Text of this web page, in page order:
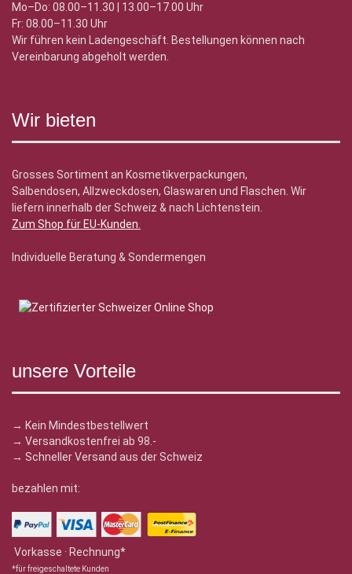
Mo–Do: 08.00–11.30 | 13.00–17.00 Uhr
Fr: 08.00–11.30 Uhr
Wir führen kein Ladengeschäft. Bestellungen können nach
Vereinbarung abgeholt werden.
Wir bieten
Grosses Sortiment an Kosmetikverpackungen,
Salbendosen, Allzweckdosen, Glaswaren und Flaschen. Wir
liefern innerhalb der Schweiz & nach Lichtenstein.
Zum Shop für EU-Kunden.
Individuelle Beratung & Sondermengen
unsere Vorteile
→ Kein Mindestbestellwert
→ Versandkostenfrei ab 98.-
→ Schneller Versand aus der Schweiz
bezahlen mit:
Vorkasse · Rechnung*
*für freigeschaltete Kunden